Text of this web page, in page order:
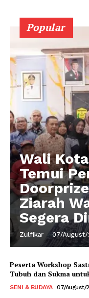
Popular
Wali
Temui
Ziarah
Segera
Zulfikar - 07/August/
Peserta Workshop
Tubuh dan Sukma
SENI & BUDAYA 07/August/